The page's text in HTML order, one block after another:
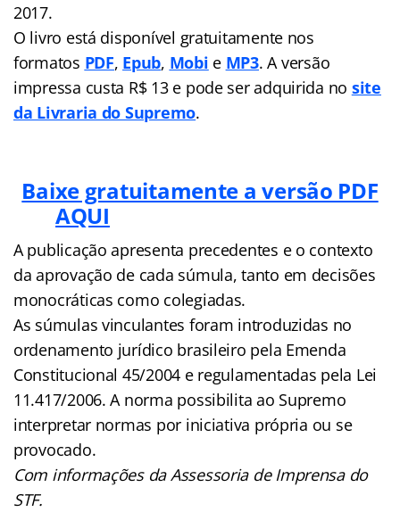
2017.
O livro está disponível gratuitamente nos
formatos PDF, Epub, Mobi e MP3. A versão
impressa custa R$ 13 e pode ser adquirida no site
da Livraria do Supremo.
Baixe gratuitamente a versão PDF
AQUI
A publicação apresenta precedentes e o contexto
da aprovação de cada súmula, tanto em decisões
monocráticas como colegiadas.
As súmulas vinculantes foram introduzidas no
ordenamento jurídico brasileiro pela Emenda
Constitucional 45/2004 e regulamentadas pela Lei
11.417/2006. A norma possibilita ao Supremo
interpretar normas por iniciativa própria ou se
provocado.
Com informações da Assessoria de Imprensa do
STF.